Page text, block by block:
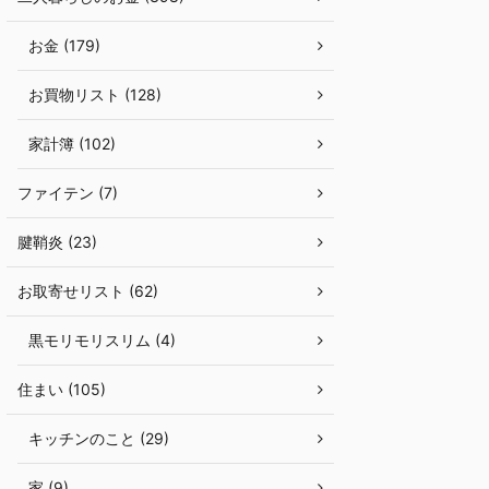
お金 (179)
お買物リスト (128)
家計簿 (102)
ファイテン (7)
腱鞘炎 (23)
お取寄せリスト (62)
黒モリモリスリム (4)
住まい (105)
キッチンのこと (29)